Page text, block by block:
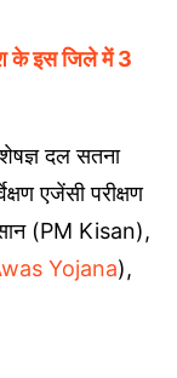
के इस जिले में 3
दल सतना
एजेंसी परीक्षण
(PM Kisan),
Yojana),